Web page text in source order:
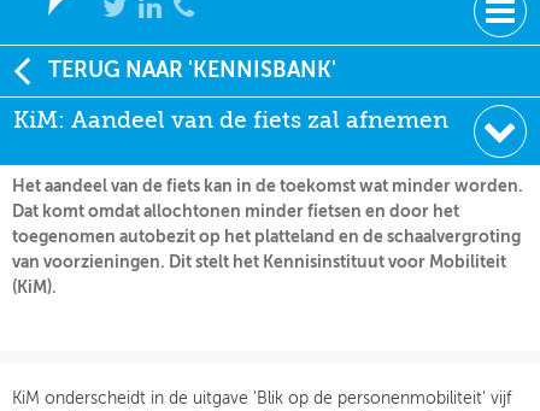
NIEUWS
BIJEENKOMSTEN
KENNISBANK
ADRESSENBOEK
OVER FIETSBERAAD
TERUG NAAR 'KENNISBANK'
KiM: Aandeel van de fiets zal afnemen
Soort:
Nieuws Fietsberaad
Datum:
12-12-2011
Het aandeel van de fiets kan in de toekomst wat minder worden.
Dat komt omdat allochtonen minder fietsen en door het
toegenomen autobezit op het platteland en de schaalvergroting
van voorzieningen. Dit stelt het Kennisinstituut voor Mobiliteit
(KiM).
KiM onderscheidt in de uitgave 'Blik op de personenmobiliteit' vijf